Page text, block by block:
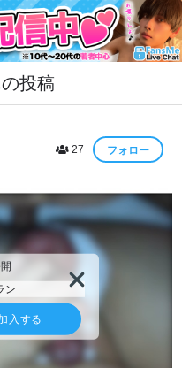
投稿
27 フォロー
ン
入する